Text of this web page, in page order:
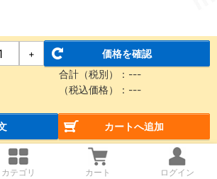
+
価格を確認
合計（税別）： ---
（税込価格）： ---
カートへ追加
カテゴリ カート ログイン